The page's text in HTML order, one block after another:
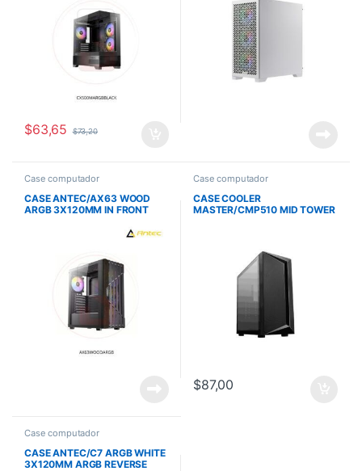
$63,65 $73,20
Case computador
CASE ANTEC/AX63 WOOD
ARGB 3X120MM IN FRONT
Case computador
CASE COOLER
MASTER/CMP510 MID TOWER
$87,00
Case computador
CASE ANTEC/C7 ARGB WHITE
3X120MM ARGB REVERSE